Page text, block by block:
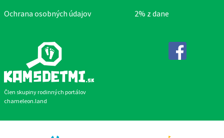
Člen skupiny rodinných portálov
chameleon.land
Ochrana osobných údajov
2% z dane